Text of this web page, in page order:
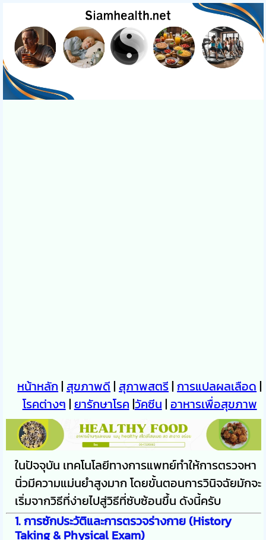
หน้าหลัก | สุขภาพดี | สุภาพสตรี|การแปลผลเลือด |
โรคต่างๆ | ยารักษาโรค |วัคซีน | อาหารเพื่อสุขภาพ
ในปัจจุบัน เทคโนโลยีทางการแพทย์ทำให้การตรวจหา
นิ่วมีความแม่นยำสูงมาก โดยขั้นตอนการวินิจฉัยมักจะ
เริ่มจากวิธีที่ง่ายไปสู่วิธีที่ซับซ้อนขึ้น ดังนี้ครับ
1. การซักประวัติและการตรวจร่างกาย (History
Taking & Physical Exam)